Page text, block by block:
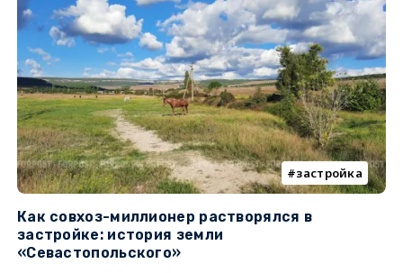
застройка
Как совхоз-миллионер растворялся в
застройке: история земли
«Севастопольского»